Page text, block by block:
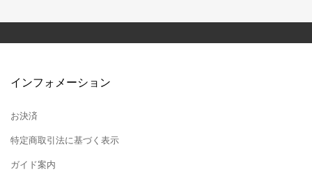
インフォメーション
お決済
特定商取引法に基づく表示
ガイド案内